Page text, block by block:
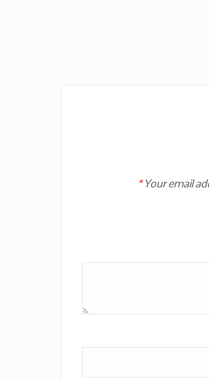
Your email
*